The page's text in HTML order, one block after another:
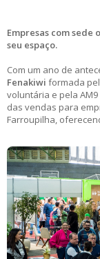
Empresas com
seu espaço.
Com um ano de
Fenakiwi formada
voluntária e pela
das vendas para
Farroupilha,